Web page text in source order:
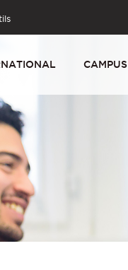
CAMPUS